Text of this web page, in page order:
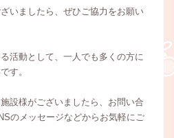
いましたら、ぜひご協力をお願い
活動として、一人でも多くの方に
す。
設様がございましたら、お問い合
のメッセージなどからお気軽にご